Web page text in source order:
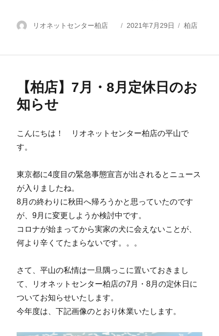
投
リオネットセンター柏店
投
2021年7月29日
カ
柏店
【柏店】7月・8月定休日のお
知らせ
こんにちは！ リオネットセンター柏店の平山で
す。
東京都に4度目の緊急事態宣言が出されるとニュース
が入りましたね。
8月の終わりに秋田へ帰ろうかと思っていたのです
が、9月に変更しようか検討中です。
コロナが始まってから実家の犬に会えないことが、
何より辛くてたまらないです。。。
さて、平山の私情は一旦隅っこに置いておきまし
て、リオネットセンター柏店の7月・8月の定休日に
ついてお知らせいたします。
今年度は、下記画像のとおり休業いたします。